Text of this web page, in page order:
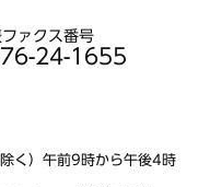
ァクス番号
24-1655
く）午前9時から午後4時